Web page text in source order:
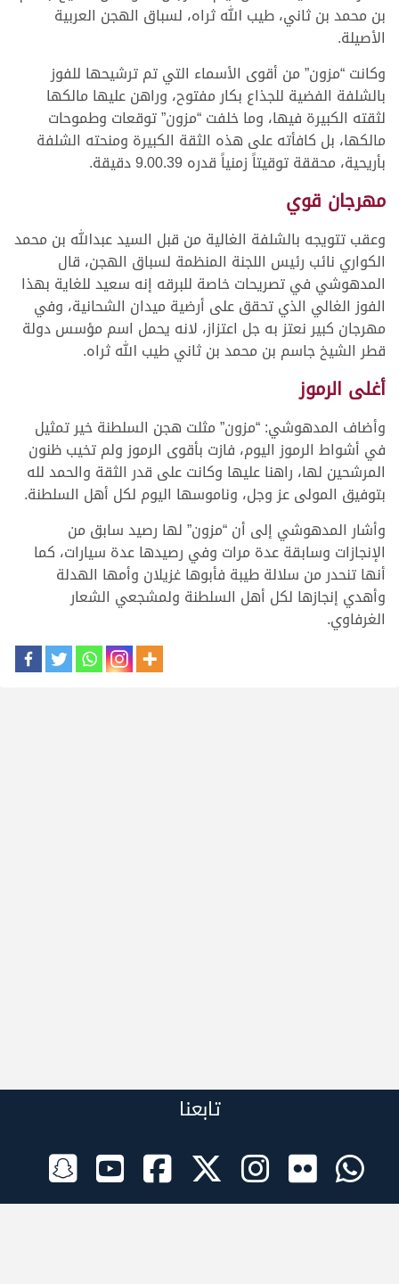
بن محمد بن ثاني، طيب الله ثراه، لسباق الهجن العربية
الأصيلة.
وكانت “مزون” من أقوى الأسماء التي تم ترشيحها للفوز
بالشلفة الفضية للجذاع بكار مفتوح، وراهن عليها مالكها
لثقته الكبيرة فيها، وما خلفت “مزون” توقعات وطموحات
مالكها، بل كافأته على هذه الثقة الكبيرة ومنحته الشلفة
بأريحية، محققة توقيتاً زمنياً قدره 9.00.39 دقيقة.
مهرجان قوي
وعقب تتويجه بالشلفة الغالية من قبل السيد عبدالله بن محمد
الكواري نائب رئيس اللجنة المنظمة لسباق الهجن، قال
المدهوشي في تصريحات خاصة للبرقه إنه سعيد للغاية بهذا
الفوز الغالي الذي تحقق على أرضية ميدان الشحانية، وفي
مهرجان كبير نعتز به جل اعتزاز، لانه يحمل اسم مؤسس دولة
قطر الشيخ جاسم بن محمد بن ثاني طيب الله ثراه.
أغلى الرموز
وأضاف المدهوشي: “مزون” مثلت هجن السلطنة خير تمثيل
في أشواط الرموز اليوم، فازت بأقوى الرموز ولم تخيب ظنون
المرشحين لها، راهنا عليها وكانت على قدر الثقة والحمد لله
بتوفيق المولى عز وجل، وناموسها اليوم لكل أهل السلطنة.
وأشار المدهوشي إلى أن “مزون” لها رصيد سابق من
الإنجازات وسابقة عدة مرات وفي رصيدها عدة سيارات، كما
أنها تنحدر من سلالة طيبة فأبوها غزيلان وأمها الهدلة
وأهدي إنجازها لكل أهل السلطنة ولمشجعي الشعار
الغرفاوي.
تابعنا